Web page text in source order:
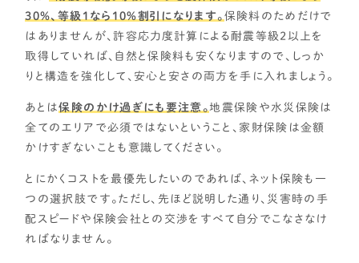
30％、等級1なら10%割引になります。 保険料のためだけで
はありませんが、許容応力度計算による耐震等級2以上を
取得していれば、自然と保険料も安くなりますので、しっか
りと構造を強化して、安心と安さの両方を手に入れましょう。
あとは保険のかけ過ぎにも要注意。地震保険や水災保険は
全てのエリアで必須ではないということ、家財保険は金額
かけすぎないことも意識してください。
とにかくコストを最優先したいのであれば、ネット保険も一
つの選択肢です。ただし、先ほど説明した通り、災害時の手
配スピードや保険会社との交渉をすべて自分でこなさなけ
ればなりません。